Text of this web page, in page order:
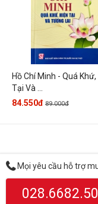
Hồ Chí Minh - Quá Khứ,
Tại Và ...
84.550đ 89.000đ
Mọi yêu cầu hỗ trợ